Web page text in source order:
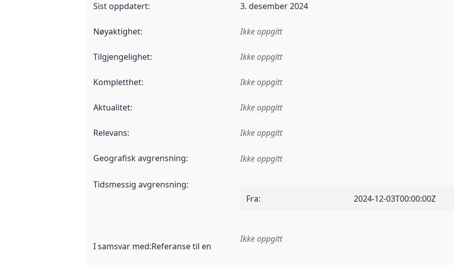
Sist oppdatert: 3. desember 2024
Nøyaktighet: Ikke oppgitt
Tilgjengelighet: Ikke oppgitt
Kompletthet: Ikke oppgitt
Aktualitet: Ikke oppgitt
Relevans: Ikke oppgitt
Geografisk avgrensning: Ikke oppgitt
Tidsmessig avgrensning:
Fra: 2024-12-03T00:00:00Z
I samsvar med:Referanse til en implementasjonsregel eller annen spesifikasjon, som ligger
Ikke oppgitt